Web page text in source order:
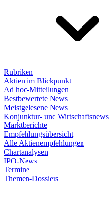
Rubriken
Aktien im Blickpunkt
Ad hoc-Mitteilungen
Bestbewertete News
Meistgelesene News
Konjunktur- und Wirtschaftsnews
Marktberichte
Empfehlungsübersicht
Alle Aktienempfehlungen
Chartanalysen
IPO-News
Termine
Themen-Dossiers